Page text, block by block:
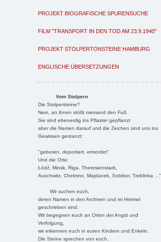
PROJEKT BIOGRAFISCHE SPURENSUCHE
FILM "TRANSPORT IN DEN TOD AM 23.9.1940"
PROJEKT STOLPERTONSTEINE HAMBURG
ENGLISCHE ÜBERSETZUNGEN
Vom Stolpern
Die Stolpersteine?
Nein, an ihnen stößt niemand den Fuß
Sie sind ebenerdig ins Pflaster gepflanzt
aber die Namen darauf und die Zeichen sind uns ins
Gewissen gestanzt:
"geboren, deportiert, ermordet"
Und die Orte:
Łódź, Minsk, Riga, Theresienstadt,
Auschwitz, Chelmno, Majdanek, Sobibor, Treblinka ..."
Wir suchen euch,
deren Namen in den Archiven und im Himmel
geschrieben sind.
Wir begegnen euch an Orten der Angst und
Verfolgung,
wir erkennen euch in euren Kindern und Enkeln.
Die Steine sprechen von euch,